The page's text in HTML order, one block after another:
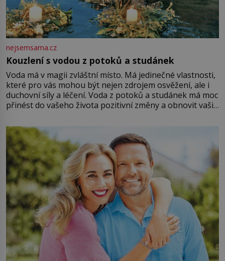
nejsemsama.cz
Kouzlení s vodou z potoků a studánek
Voda má v magii zvláštní místo. Má jedinečné vlastnosti,
které pro vás mohou být nejen zdrojem osvěžení, ale i
duchovní síly a léčení. Voda z potoků a studánek má moc
přinést do vašeho života pozitivní změny a obnovit vaši
můžete obohatit své rituály a přinést do svého života
větší harmonii a klid. Je důležité